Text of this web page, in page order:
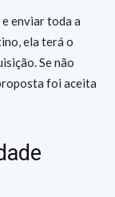
enviar toda a
ela terá o
Se não
foi aceita